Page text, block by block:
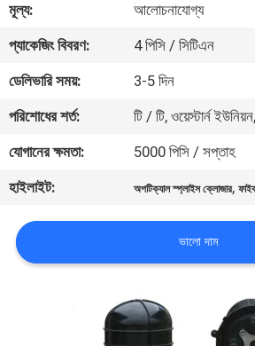
মান
নিয়ন্ত্রণ
যোগাযোগ
করুন
উদ্ধৃতির
জন্য
আবেদন
মূল্য:
আলোচনাযোগ্য
প্যাকেজিং বিবরণ:
4 পিসি / সিটিএন
ডেলিভারি সময়:
3-5 দিন
পরিশোধের শর্ত:
টি / টি, ওয়েস্টার্ন
যোগানের ক্ষমতা:
5000 পিসি / সপ্তাহ
হাইলাইট:
অপটিক্যাল স্প্লাইস ক্লোজার,
ভালো দাম